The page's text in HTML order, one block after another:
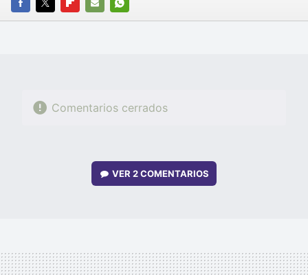
FACEBOOK
TWITTERFLIPBOARD
E-
WHATSAPP
Comentarios cerrados
VER2 COMENTARIOS